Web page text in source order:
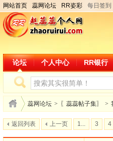
网站首页 蕊网论坛 RR姿彩 每日签到
论坛 个人中心 RR银行
蕊网论坛 > 〖蕊蕊帖子集〗 >
返回列表 上一页 1... 3 4